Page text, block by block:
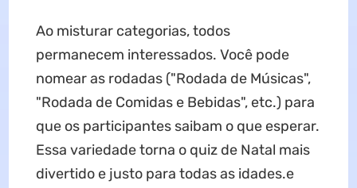
Ao misturar categorias, todos
permanecem interessados. Você pode
nomear as rodadas ("Rodada de Músicas",
"Rodada de Comidas e Bebidas", etc.) para
que os participantes saibam o que esperar.
Essa variedade torna o quiz de Natal mais
divertido e justo para todas as idades.e